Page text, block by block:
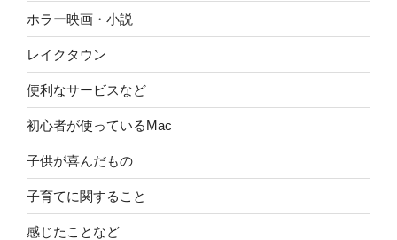
ホラー映画・小説
レイクタウン
便利なサービスなど
初心者が使っているMac
子供が喜んだもの
子育てに関すること
感じたことなど